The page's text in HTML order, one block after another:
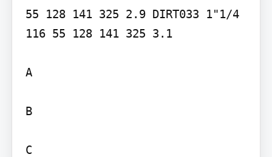
55 128 141 325 2.9 DIRT033 1"1/4
116 55 128 141 325 3.1
A
B
C